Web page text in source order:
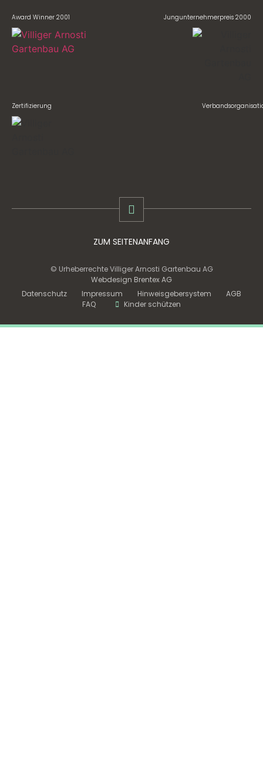
Award Winner 2001 Jungunternehmerpreis 2000
Zertifizierung
ZUM SEITENANFANG
© Urheberrechte Villiger Arnosti Gartenbau AG
Webdesign Brentex AG
Datenschutz
Impressum Hinweisgebersystem
AGB
FAQ
Kinder schützen